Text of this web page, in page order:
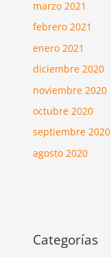
marzo 2021
febrero 2021
enero 2021
diciembre 2020
noviembre 2020
octubre 2020
septiembre 2020
agosto 2020
Categorías